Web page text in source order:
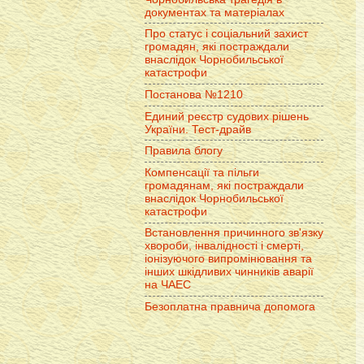
документах та матеріалах
Про статус і соціальний захист
громадян, які постраждали
внаслідок Чорнобильської
катастрофи
Постанова №1210
Единий реєстр судових рішень
України. Тест-драйв
Правила блогу
Компенсації та пільги
громадянам, які постраждали
внаслідок Чорнобильської
катастрофи
Встановлення причинного зв'язку
хвороби, інвалідності і смерті,
іонізуючого випромінювання та
інших шкідливих чинників аварії
на ЧАЕС
Безоплатна правнича допомога